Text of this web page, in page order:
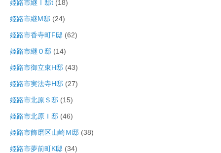
姫路市継Ⅰ邸t (18)
姫路市継M邸 (24)
姫路市香寺町F邸 (62)
姫路市継Ｏ邸 (14)
姫路市御立東H邸 (43)
姫路市実法寺H邸 (27)
姫路市北原Ｓ邸 (15)
姫路市北原Ｉ邸 (46)
姫路市飾磨区山崎Ｍ邸 (38)
姫路市夢前町K邸 (34)